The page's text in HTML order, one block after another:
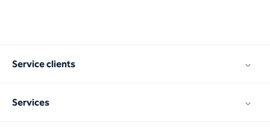
Service clients
Services